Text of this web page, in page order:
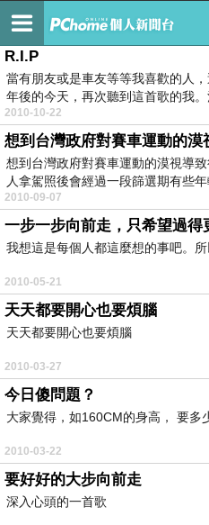
李睿紜(Vita)
R.I.P
當有朋友或是車友等等我喜歡的人
年後的今天，再次聽到這首歌的我。
2010-10-22
想到台灣政府對賽車運動的
想到台灣政府對賽車運動的漠視導
人拿駕照後會經過一段篩選期有些年
2010-09-07
一步一步向前走，只希望過得
我想這是每個人都這麼想的事吧。所
2010-05-21
天天都要開心也要煩腦
天天都要開心也要煩腦
2010-03-27
今日傻問題？
大家覺得，如160CM的身高， 要多
2010-03-22
要好好的大步向前走
深入心頭的一首歌